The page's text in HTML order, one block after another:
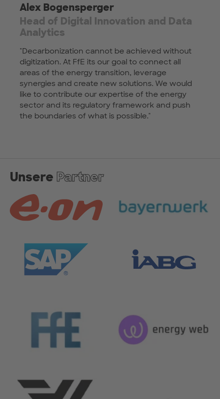
Alex Bogensperger
Head of Digital Innovation and Data
Analytics
"Decarbonization cannot be achieved without
digitization. At FfE its our goal to connect all
areas of the energy transition, leverage
synergies and create new solutions. We would
like to contribute our expertise of the energy
sector and its regulatory framework and push
the boundaries of what is possible."
Unsere Partner